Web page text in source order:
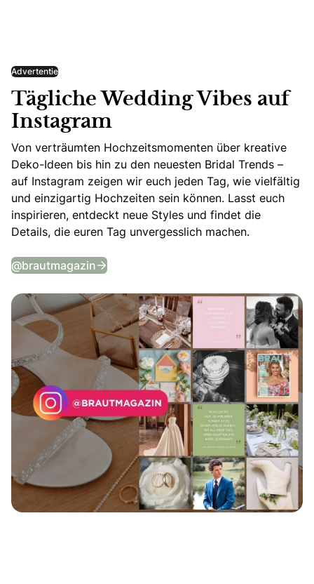
Advertentie
Tägliche Wedding Vibes auf
Instagram
Von verträumten Hochzeitsmomenten über kreative
Deko-Ideen bis hin zu den neuesten Bridal Trends –
auf Instagram zeigen wir euch jeden Tag, wie vielfältig
und einzigartig Hochzeiten sein können. Lasst euch
inspirieren, entdeckt neue Styles und findet die
Details, die euren Tag unvergesslich machen.
@brautmagazin Tägliche Wedding Vibes auf Instagram